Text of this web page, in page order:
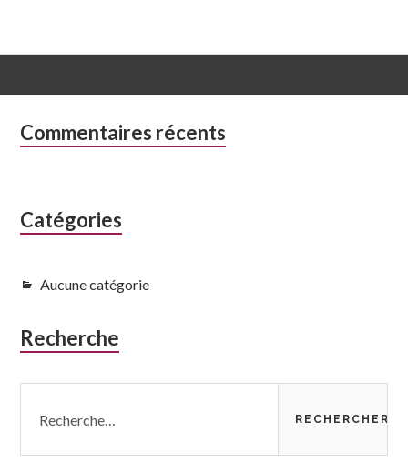
Colonne
Commentaires récents
Catégories
Aucune catégorie
Recherche